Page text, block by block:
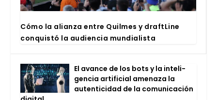
Cómo la alian­za entre Quil­mes y draftLi­ne
con­quis­tó la audien­cia mun­dia­lis­ta
El avan­ce de los bots y la inte­li­
gen­cia arti­fi­cial ame­na­za la
auten­ti­ci­dad de la comu­ni­ca­ción